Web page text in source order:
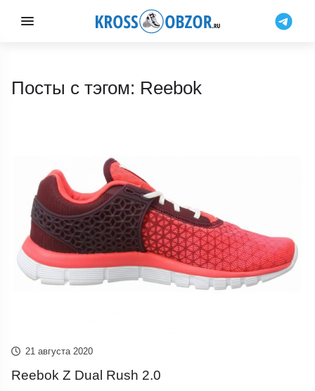
Посты с тэгом: Reebok
21 августа 2020
Reebok Z Dual Rush 2.0